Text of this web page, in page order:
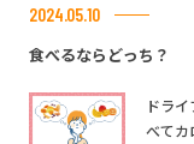
2024.05.10
食べるならどっち？
ドラ
べてカ